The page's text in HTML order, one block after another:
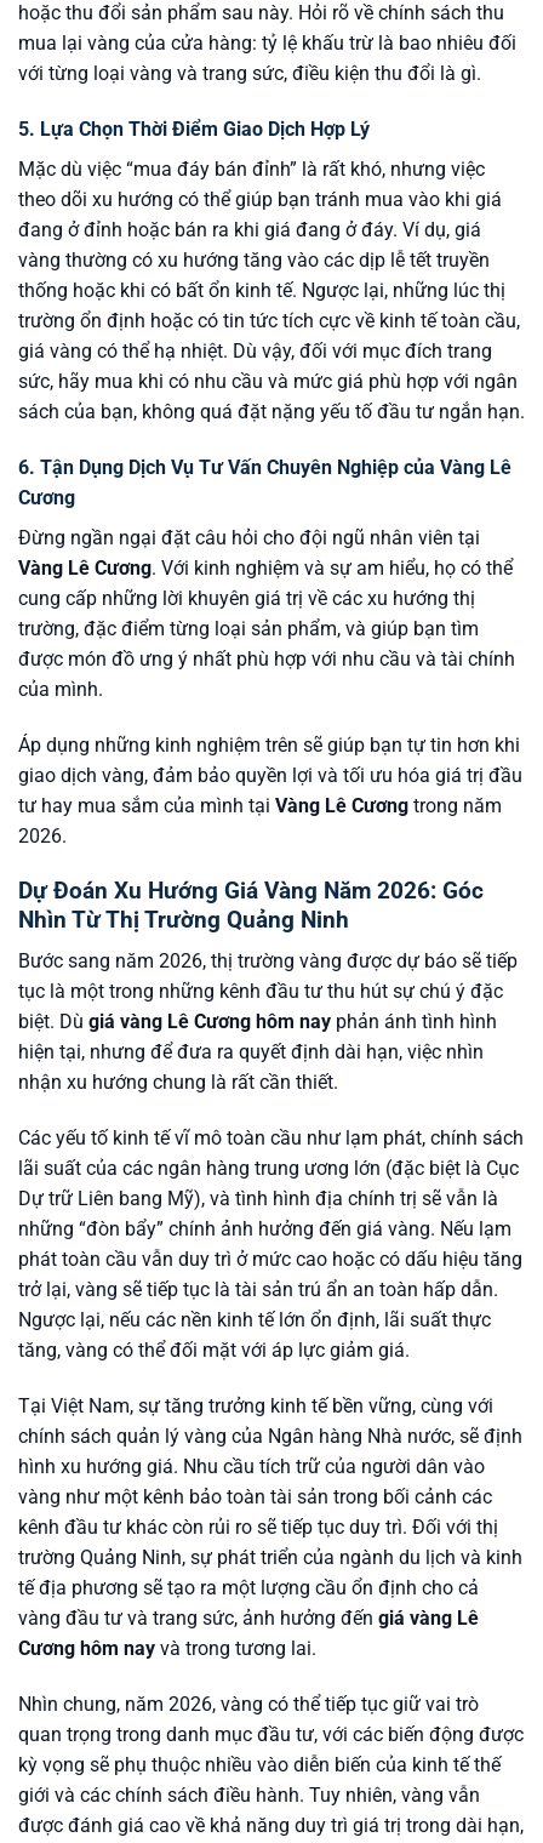
hoặc thu đổi sản phẩm sau này. Hỏi rõ về chính sách thu
mua lại vàng của cửa hàng: tỷ lệ khấu trừ là bao nhiêu đối
với từng loại vàng và trang sức, điều kiện thu đổi là gì.
5. Lựa Chọn Thời Điểm Giao Dịch Hợp Lý
Mặc dù việc “mua đáy bán đỉnh” là rất khó, nhưng việc
theo dõi xu hướng có thể giúp bạn tránh mua vào khi giá
đang ở đỉnh hoặc bán ra khi giá đang ở đáy. Ví dụ, giá
vàng thường có xu hướng tăng vào các dịp lễ tết truyền
thống hoặc khi có bất ổn kinh tế. Ngược lại, những lúc thị
trường ổn định hoặc có tin tức tích cực về kinh tế toàn cầu,
giá vàng có thể hạ nhiệt. Dù vậy, đối với mục đích trang
sức, hãy mua khi có nhu cầu và mức giá phù hợp với ngân
sách của bạn, không quá đặt nặng yếu tố đầu tư ngắn hạn.
6. Tận Dụng Dịch Vụ Tư Vấn Chuyên Nghiệp của Vàng Lê
Cương
Đừng ngần ngại đặt câu hỏi cho đội ngũ nhân viên tại
Vàng Lê Cương. Với kinh nghiệm và sự am hiểu, họ có thể
cung cấp những lời khuyên giá trị về các xu hướng thị
trường, đặc điểm từng loại sản phẩm, và giúp bạn tìm
được món đồ ưng ý nhất phù hợp với nhu cầu và tài chính
của mình.
Áp dụng những kinh nghiệm trên sẽ giúp bạn tự tin hơn khi
giao dịch vàng, đảm bảo quyền lợi và tối ưu hóa giá trị đầu
tư hay mua sắm của mình tại Vàng Lê Cương trong năm
2026.
Dự Đoán Xu Hướng Giá Vàng Năm 2026: Góc
Nhìn Từ Thị Trường Quảng Ninh
Bước sang năm 2026, thị trường vàng được dự báo sẽ tiếp
tục là một trong những kênh đầu tư thu hút sự chú ý đặc
biệt. Dù giá vàng Lê Cương hôm nay phản ánh tình hình
hiện tại, nhưng để đưa ra quyết định dài hạn, việc nhìn
nhận xu hướng chung là rất cần thiết.
Các yếu tố kinh tế vĩ mô toàn cầu như lạm phát, chính sách
lãi suất của các ngân hàng trung ương lớn (đặc biệt là Cục
Dự trữ Liên bang Mỹ), và tình hình địa chính trị sẽ vẫn là
những “đòn bẩy” chính ảnh hưởng đến giá vàng. Nếu lạm
phát toàn cầu vẫn duy trì ở mức cao hoặc có dấu hiệu tăng
trở lại, vàng sẽ tiếp tục là tài sản trú ẩn an toàn hấp dẫn.
Ngược lại, nếu các nền kinh tế lớn ổn định, lãi suất thực
tăng, vàng có thể đối mặt với áp lực giảm giá.
Tại Việt Nam, sự tăng trưởng kinh tế bền vững, cùng với
chính sách quản lý vàng của Ngân hàng Nhà nước, sẽ định
hình xu hướng giá. Nhu cầu tích trữ của người dân vào
vàng như một kênh bảo toàn tài sản trong bối cảnh các
kênh đầu tư khác còn rủi ro sẽ tiếp tục duy trì. Đối với thị
trường Quảng Ninh, sự phát triển của ngành du lịch và kinh
tế địa phương sẽ tạo ra một lượng cầu ổn định cho cả
vàng đầu tư và trang sức, ảnh hưởng đến giá vàng Lê
Cương hôm nay và trong tương lai.
Nhìn chung, năm 2026, vàng có thể tiếp tục giữ vai trò
quan trọng trong danh mục đầu tư, với các biến động được
kỳ vọng sẽ phụ thuộc nhiều vào diễn biến của kinh tế thế
giới và các chính sách điều hành. Tuy nhiên, vàng vẫn
được đánh giá cao về khả năng duy trì giá trị trong dài hạn,